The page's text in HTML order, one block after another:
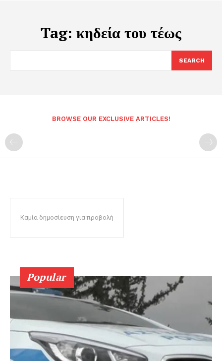
Tag: κηδεία του τέως
SEARCH
BROWSE OUR EXCLUSIVE ARTICLES!
Καμία δημοσίευση για προβολή
Popular